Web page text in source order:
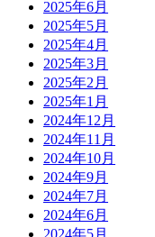
2025年6月
2025年5月
2025年4月
2025年3月
2025年2月
2025年1月
2024年12月
2024年11月
2024年10月
2024年9月
2024年7月
2024年6月